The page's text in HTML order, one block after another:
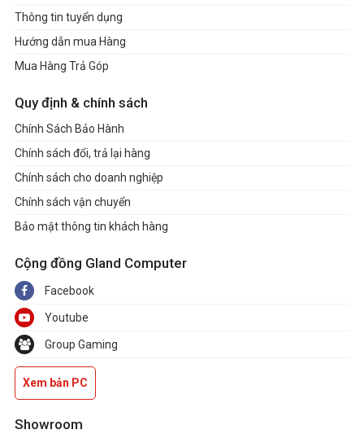
Thông tin tuyển dụng
Hướng dẫn mua Hàng
Mua Hàng Trả Góp
Quy định & chính sách
Chính Sách Bảo Hành
Chính sách đổi, trả lại hàng
Chính sách cho doanh nghiệp
Chính sách vận chuyển
Bảo mật thông tin khách hàng
Cộng đồng Gland Computer
Facebook
Youtube
Group Gaming
Xem bản PC
Showroom